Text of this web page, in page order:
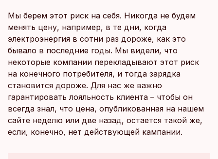
Мы берем этот риск на себя. Никогда не будем
менять цену, например, в те дни, когда
электроэнергия в сотни раз дороже, как это
бывало в последние годы. Мы видели, что
некоторые компании перекладывают этот риск
на конечного потребителя, и тогда зарядка
становится дороже. Для нас же важно
гарантировать лояльность клиента – чтобы он
всегда знал, что цена, опубликованная на нашем
сайте неделю или две назад, остается такой же,
если, конечно, нет действующей кампании.